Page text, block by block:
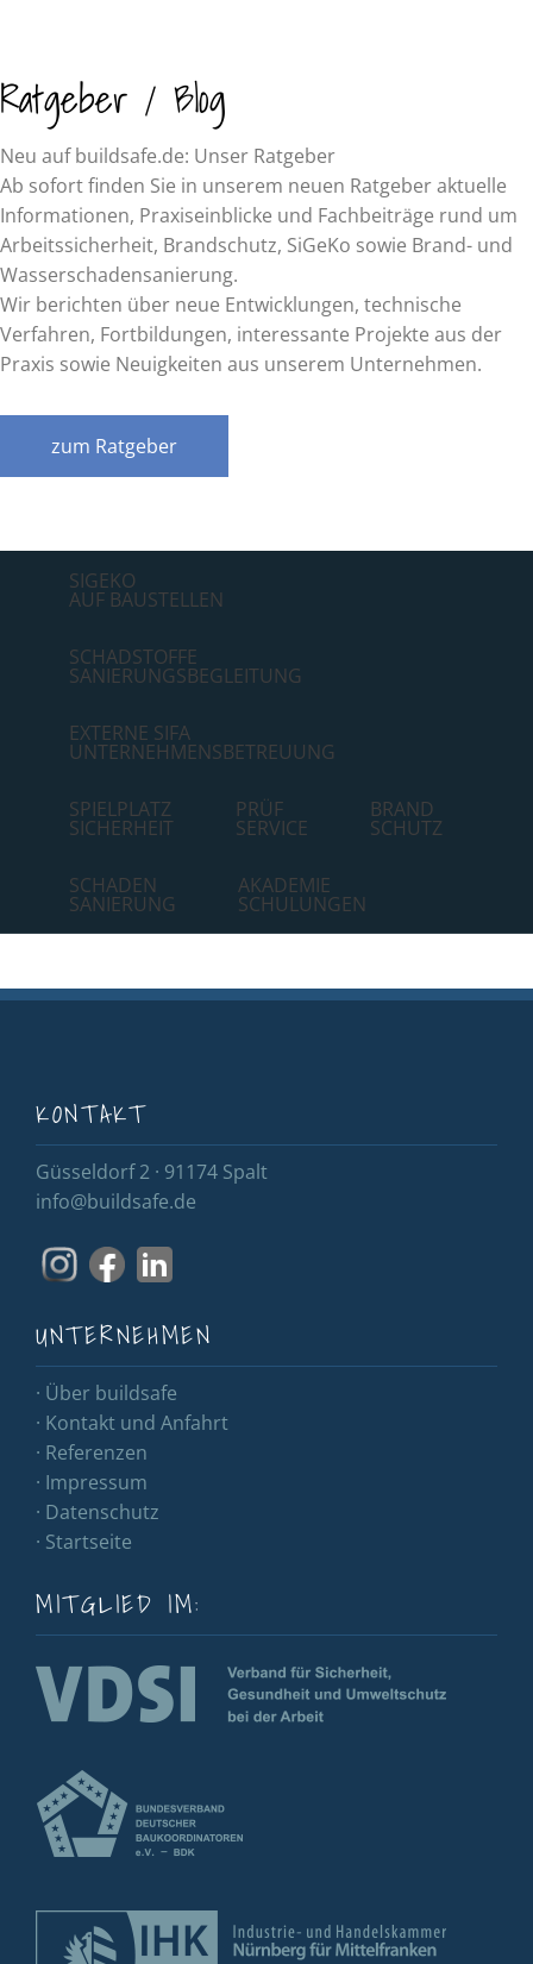
Ratgeber / Blog
Neu auf buildsafe.de: Unser Ratgeber
Ab sofort finden Sie in unserem neuen Ratgeber aktuelle
Informationen, Praxiseinblicke und Fachbeiträge rund um
Arbeitssicherheit, Brandschutz, SiGeKo sowie Brand- und
Wasserschadensanierung.
Wir berichten über neue Entwicklungen, technische
Verfahren, Fortbildungen, interessante Projekte aus der
Praxis sowie Neuigkeiten aus unserem Unternehmen.
zum Ratgeber
SIGEKO
­AUF BAUSTELLEN
SCHADSTOFFE
SANIERUNGSBEGLEITUNG
EXTERNE SIFA
UNTERNEHMENSBETREUUNG
SPIELPLATZ
SICHERHEIT
PRÜF
SERVICE
BRAND
SCHUTZ
SCHADEN
SANIERUNG
AKADEMIE
SCHULUNGEN
KONTAKT
Güsseldorf 2 · 91174 Spalt
info@buildsafe.de
UNTERNEHMEN
· Über buildsafe
· Kontakt und Anfahrt
· Referenzen
· Impressum
· Datenschutz
· Startseite
MITGLIED IM: